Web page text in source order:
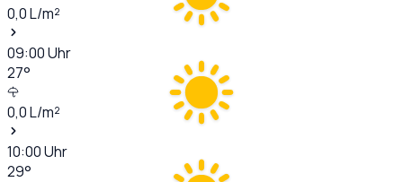
0,0L/m²
09:00Uhr
27°
0,0L/m²
10:00Uhr
29°